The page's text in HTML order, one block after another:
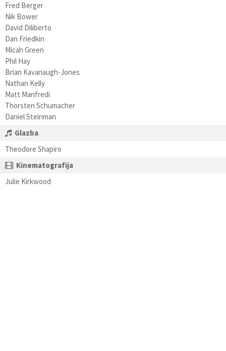
Fred Berger
Nik Bower
David Diliberto
Dan Friedkin
Micah Green
Phil Hay
Brian Kavanaugh-Jones
Nathan Kelly
Matt Manfredi
Thorsten Schumacher
Daniel Steinman
Glazba
Theodore Shapiro
Kinematografija
Julie Kirkwood